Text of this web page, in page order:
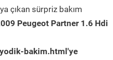
çıkan sürpriz bakım
Peugeot Partner 1.6 Hdi
bakim.html'ye